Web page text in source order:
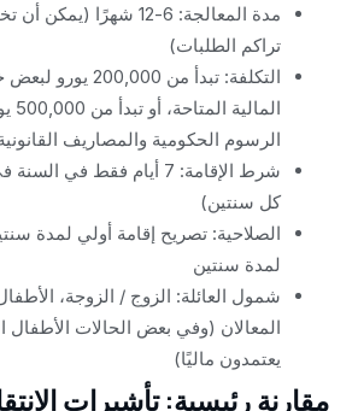
مدة المعالجة: 6-12 شهرًا
تراكم الطلبات)
التكلفة: تبدأ من
الرسوم الحكومية والمصاريف
كل سنتين)
الصلاحية: تصريح إقامة أولي لمدة
لمدة سنتين
شمول العائلة: الزوج / الزوجة،
المعالان (وفي بعض الحالات الأطفال
يعتمدون ماليًا)
مقارنة رئيسية: تأشيرات